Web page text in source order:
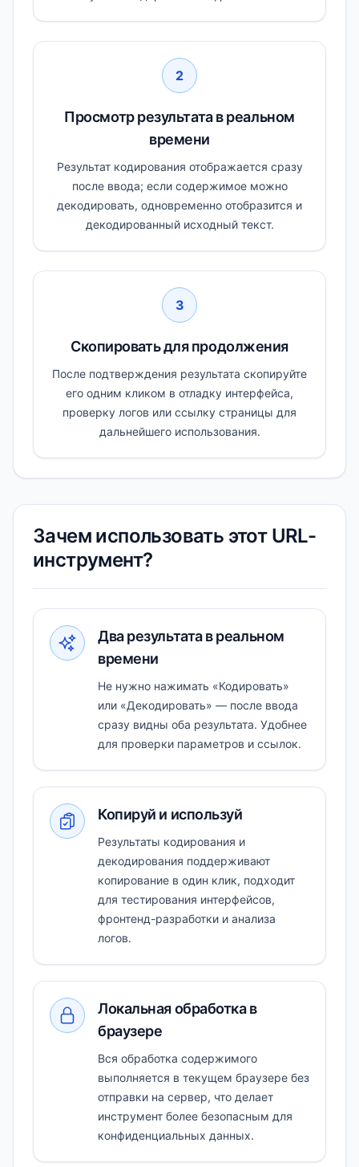
2
Просмотр результата в реальном
времени
Результат кодирования отображается сразу
после ввода; если содержимое можно
декодировать, одновременно отобразится и
декодированный исходный текст.
3
Скопировать для продолжения
После подтверждения результата скопируйте
его одним кликом в отладку интерфейса,
проверку логов или ссылку страницы для
дальнейшего использования.
Зачем использовать этот URL-
инструмент?
Два результата в реальном
времени
Не нужно нажимать «Кодировать»
или «Декодировать» — после ввода
сразу видны оба результата. Удобнее
для проверки параметров и ссылок.
Копируй и используй
Результаты кодирования и
декодирования поддерживают
копирование в один клик, подходит
для тестирования интерфейсов,
фронтенд-разработки и анализа
логов.
Локальная обработка в
браузере
Вся обработка содержимого
выполняется в текущем браузере без
отправки на сервер, что делает
инструмент более безопасным для
конфиденциальных данных.